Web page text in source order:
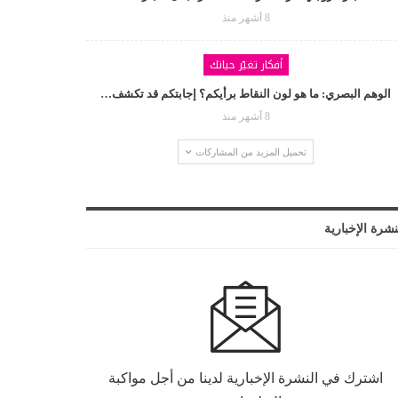
8 أشهر منذ
أفكار تغيّر حياتك
الوهم البصري: ما هو لون النقاط برأيكم؟ إجابتكم قد تكشف…
8 أشهر منذ
تحميل المزيد من المشاركات
الإخبارية
اشترك في النشرة الإخبارية لدينا من أجل مواكبة